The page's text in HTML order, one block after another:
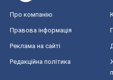
Про компанію
Правова інформація
Реклама на сайті
Редакційна політика